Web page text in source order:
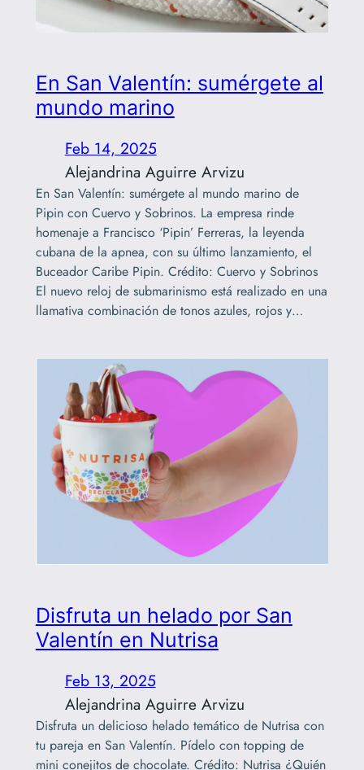
En San Valentín: sumérgete al
mundo marino
Feb 14, 2025
Alejandrina Aguirre Arvizu
En San Valentín: sumérgete al mundo marino de
Pipin con Cuervo y Sobrinos. La empresa rinde
homenaje a Francisco ‘Pipin’ Ferreras, la leyenda
cubana de la apnea, con su último lanzamiento, el
Buceador Caribe Pipin. Crédito: Cuervo y Sobrinos
El nuevo reloj de submarinismo está realizado en una
llamativa combinación de tonos azules, rojos y…
Disfruta un helado por San
Valentín en Nutrisa
Feb 13, 2025
Alejandrina Aguirre Arvizu
Disfruta un delicioso helado temático de Nutrisa con
tu pareja en San Valentín. Pídelo con topping de
mini conejitos de chocolate. Crédito: Nutrisa ¿Quién